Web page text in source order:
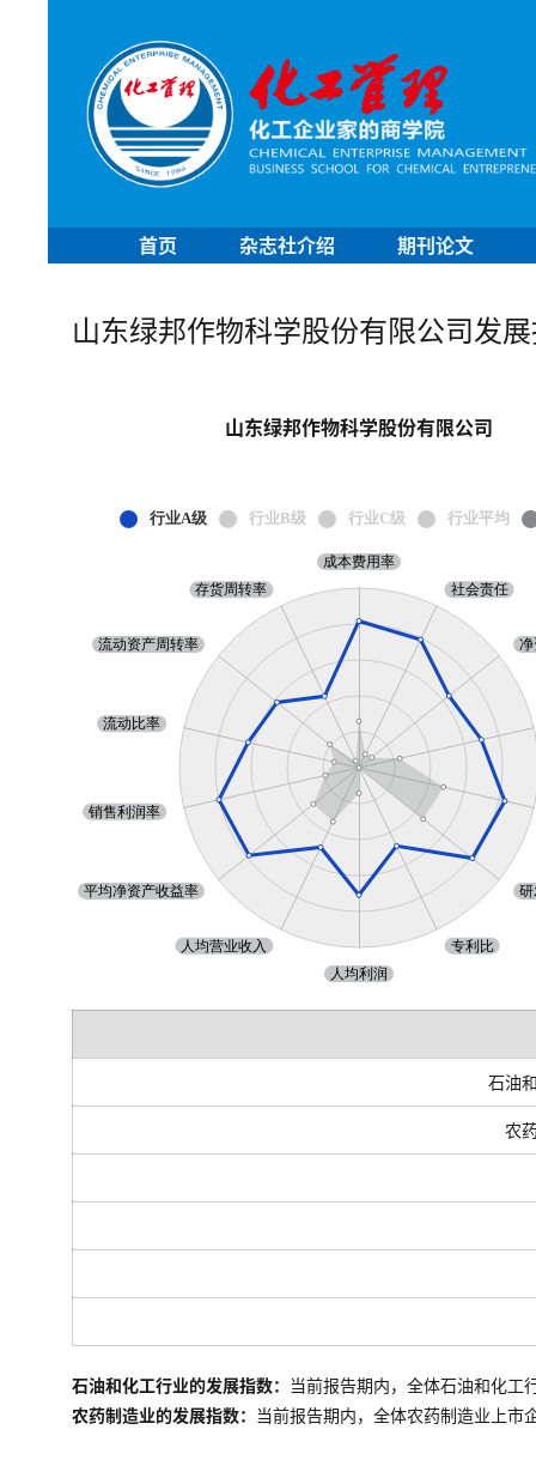
首页 杂志社介绍 期刊论文
山东绿邦作物科学股份有限公司发
山东绿邦作物科学股份有限公司
石油
农
石油和化工行业的发展指数： 当前报告期内，全体石油和化工
农药制造业的发展指数： 当前报告期内，全体农药制造业 上市